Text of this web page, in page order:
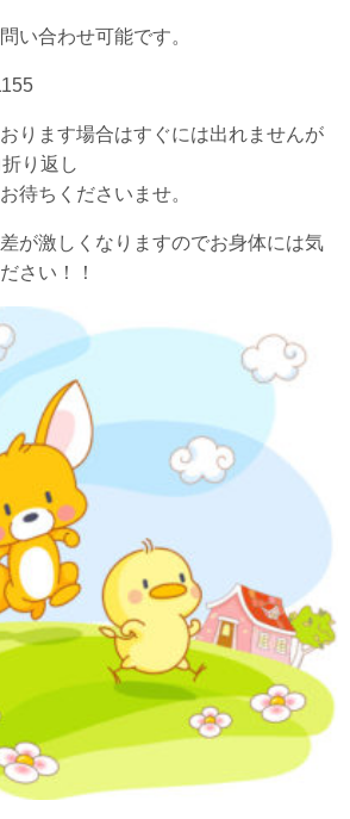
い合わせ可能です。
ります場合はすぐには出れませんが
り返し
待ちくださいませ。
が激しくなりますのでお身体には気
さい！！